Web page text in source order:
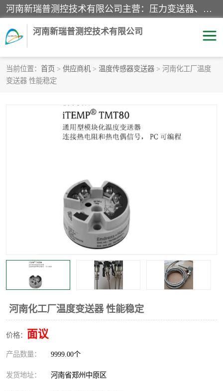
河南新瑞普测控技术有限公司主营：压力变送器、液位变送器、差压变送器、雷达料位计、电容物位计、温度显示控制仪表、电量变送器、流量计、工业自动化系统成套设备。
河南新瑞普测控技术有限公司
当前位置： 首页 > 供应商机 > 温度传感器变送器 > 河南化工厂温度
变送器 性能稳定
河南化工厂温度变送器 性能稳定
价格： 面议
产品数量： 9999.00个
发货地址： 河南省郑州中原区
霍尼韦尔压力变送器
1151/3351产品分类 精巧型压力变送器
雷达料位计
电容物位计
温度显示控制仪表 电量变送器